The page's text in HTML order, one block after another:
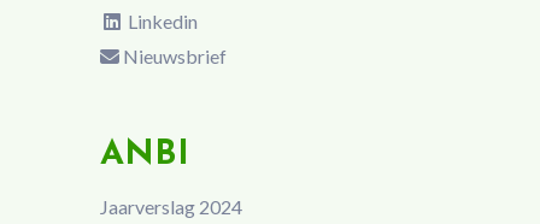
Linkedin
Nieuwsbrief
ANBI
Jaarverslag 2024